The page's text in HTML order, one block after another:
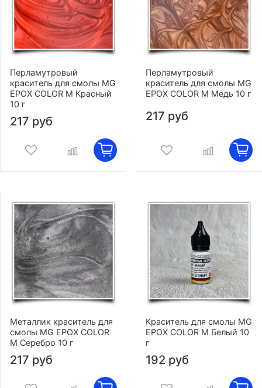
Перламутровый
краситель для смолы MG
EPOX COLOR M Красный
10 г
217 руб
Перламутровый
краситель для смолы MG
EPOX COLOR M Медь 10 г
217 руб
Металлик краситель для
смолы MG EPOX COLOR
M Серебро 10 г
217 руб
Краситель для смолы MG
EPOX COLOR M Белый 10
г
192 руб